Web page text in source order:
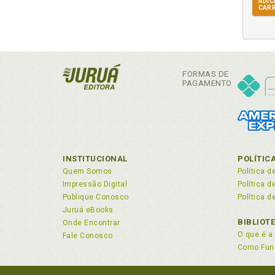
FORMAS DE
PAGAMENTO
INSTITUCIONAL
Quem Somos
Impressão Digital
Publique Conosco
Juruá eBooks
Onde Encontrar
Fale Conosco
Política
Política
Política
O que é a
Como